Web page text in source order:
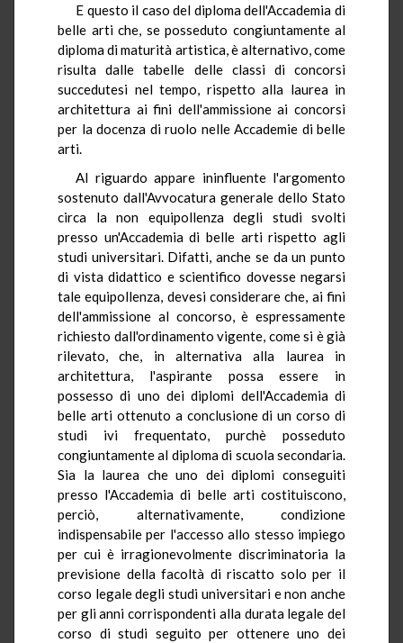
E questo il caso del diploma dell'Accademia di
belle arti che, se posseduto congiuntamente al
diploma di maturità artistica, è alternativo, come
risulta dalle tabelle delle classi di concorsi
succedutesi nel tempo, rispetto alla laurea in
architettura ai fini dell'ammissione ai concorsi
per la docenza di ruolo nelle Accademie di belle
arti.
Al riguardo appare ininfluente l'argomento
sostenuto dall'Avvocatura generale dello Stato
circa la non equipollenza degli studi svolti
presso un'Accademia di belle arti rispetto agli
studi universitari. Difatti, anche se da un punto
di vista didattico e scientifico dovesse negarsi
tale equipollenza, devesi considerare che, ai fini
dell'ammissione al concorso, è espressamente
richiesto dall'ordinamento vigente, come si è già
rilevato, che, in alternativa alla laurea in
architettura, l'aspirante possa essere in
possesso di uno dei diplomi dell'Accademia di
belle arti ottenuto a conclusione di un corso di
studi ivi frequentato, purchè posseduto
congiuntamente al diploma di scuola secondaria.
Sia la laurea che uno dei diplomi conseguiti
presso l'Accademia di belle arti costituiscono,
perciò, alternativamente, condizione
indispensabile per l'accesso allo stesso impiego
per cui è irragionevolmente discriminatoria la
previsione della facoltà di riscatto solo per il
corso legale degli studi universitari e non anche
per gli anni corrispondenti alla durata legale del
corso di studi seguito per ottenere uno dei